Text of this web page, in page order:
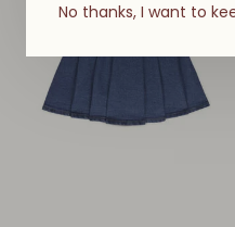
No thanks, I want to